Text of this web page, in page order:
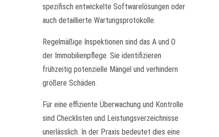
spezifisch entwickelte Softwarelösungen oder
auch detaillierte Wartungsprotokolle.
Regelmäßige Inspektionen sind das A und O
der Immobilienpflege. Sie identifizieren
frühzeitig potenzielle Mängel und verhindern
größere Schäden.
Für eine effiziente Überwachung und Kontrolle
sind Checklisten und Leistungsverzeichnisse
unerlässlich. In der Praxis bedeutet dies eine